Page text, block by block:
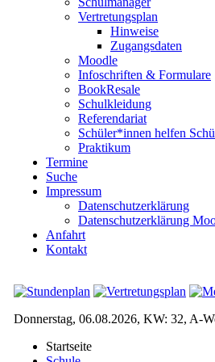
Vertretungsplan
Hinweise
Zugangsdaten
Moodle
Infoschriften & Formulare
BookResale
Schulkleidung
Referendariat
Schüler*innen helfen
Praktikum
Termine
Suche
Impressum
Datenschutzerklärung
Datenschutzerklärung
Anfahrt
Kontakt
Donnerstag, 06.08.2026, KW: 32, A-
Startseite